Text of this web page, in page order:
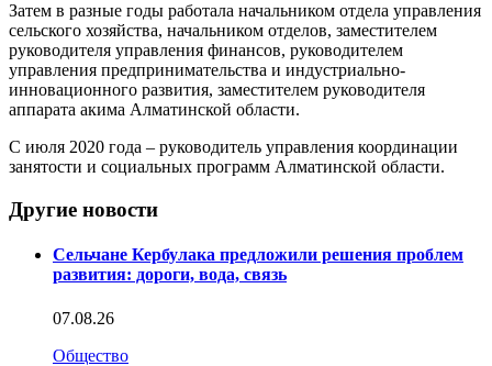
Затем в разные годы работала начальником отдела управления
сельского хозяйства, начальником отделов, заместителем
руководителя управления финансов, руководителем
управления предпринимательства и индустриально-
инновационного развития, заместителем руководителя
аппарата акима Алматинской области.
С июля 2020 года – руководитель управления координации
занятости и социальных программ Алматинской области.
Другие новости
Сельчане Кербулака предложили решения проблем
развития: дороги, вода, связь
07.08.26
Общество